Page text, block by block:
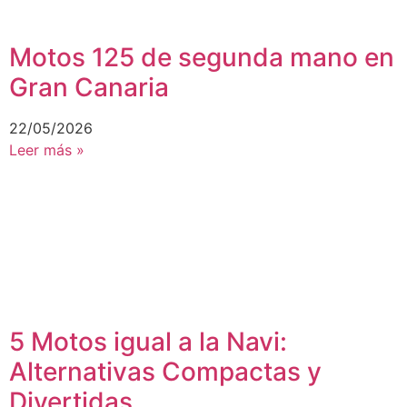
Motos 125 de segunda mano en
Gran Canaria
22/05/2026
Leer más »
5 Motos igual a la Navi:
Alternativas Compactas y